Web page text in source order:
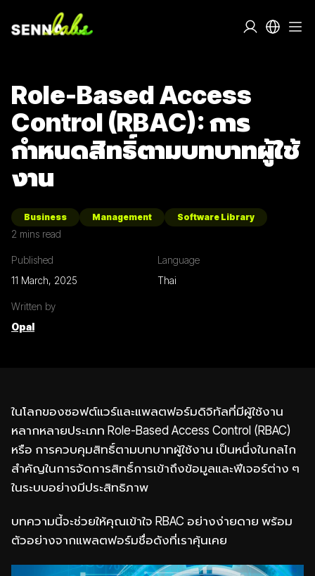
Role-Based Access
Control (RBAC): การ
กำหนดสิทธิ์ตามบทบาทผู้ใช้
งาน
Business Management Software Library
2 mins read
Published
11 March, 2025
Language
Thai
Written by
Opal
ในโลกของซอฟต์แวร์และแพลตฟอร์มดิจิทัลที่มีผู้ใช้งาน
หลากหลายประเภท Role-Based Access Control (RBAC)
หรือ การควบคุมสิทธิ์ตามบทบาทผู้ใช้งาน เป็นหนึ่งในกลไก
สำคัญในการจัดการสิทธิ์การเข้าถึงข้อมูลและฟีเจอร์ต่าง ๆ
ในระบบอย่างมีประสิทธิภาพ
บทความนี้จะช่วยให้คุณเข้าใจ RBAC อย่างง่ายดาย พร้อม
ตัวอย่างจากแพลตฟอร์มชื่อดังที่เราคุ้นเคย